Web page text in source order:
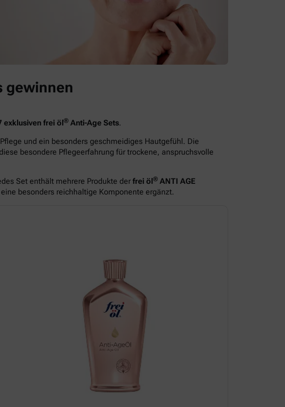
gewinnen
exklusiven frei öl® Anti-Age Sets.
und ein besonders geschmeidiges Hautgefühl. Die
besondere Pflegeerfahrung für trockene, anspruchsvolle
Set enthält mehrere Produkte der frei öl® ANTI AGE
besonders reichhaltige Komponente ergänzt.